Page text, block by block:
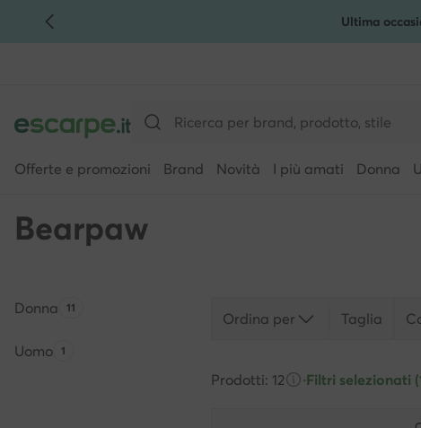
VAI AL CONTENUTO PRINCIPALE Ultima
Offerte e promozioni Brand Novità I più amati Donna
Bearpaw
Donna Quantità di prodotti:
11
UomoQuantità di prodotti:
1
Ordina per Taglia
Prodotti: 12 ·Filtri selezionati